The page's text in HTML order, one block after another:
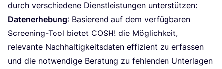
durch ver­schie­de­ne Dienst­leis­tun­gen unterstützen:
Daten­er­he­bung: Basie­rend auf dem ver­füg­ba­ren
Scree­ning-Tool bie­tet COSH! die Mög­lich­keit,
rele­van­te Nach­hal­tig­keits­da­ten effi­zi­ent zu erfas­sen
und die not­wen­di­ge Bera­tung zu feh­len­den Unter­la­gen